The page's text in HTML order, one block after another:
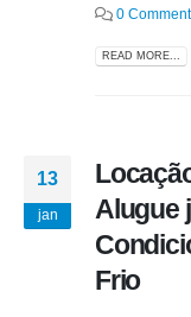
0
READ MORE...
13
jan
Alugue
Frio